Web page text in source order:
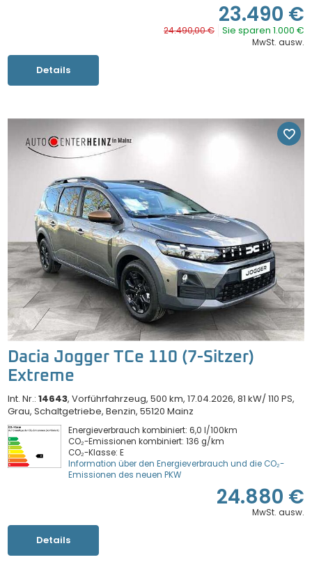
23.490 €
24.490,00 € Sie sparen 1.000 €
MwSt. ausw.
Details
Dacia Jogger TCe 110 (7-Sitzer)
Extreme
Int. Nr.: 14643 Vorführfahrzeug 500 km 17.04.2026 81 kW/ 110 PS
Grau Schaltgetriebe Benzin 55120 Mainz
Energieverbrauch kombiniert: 6,0 l/100km
CO₂-Emissionen kombiniert: 136 g/km
CO₂-Klasse: E
Information über den Energieverbrauch und die CO₂-
Emissionen des neuen PKW
24.880 €
MwSt. ausw.
Details